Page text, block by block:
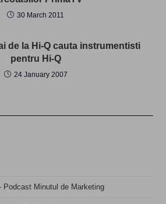
30 March 2011
de la Hi-Q cauta instrumentisti
pentru Hi-Q
24 January 2007
Podcast Minutul de Marketing